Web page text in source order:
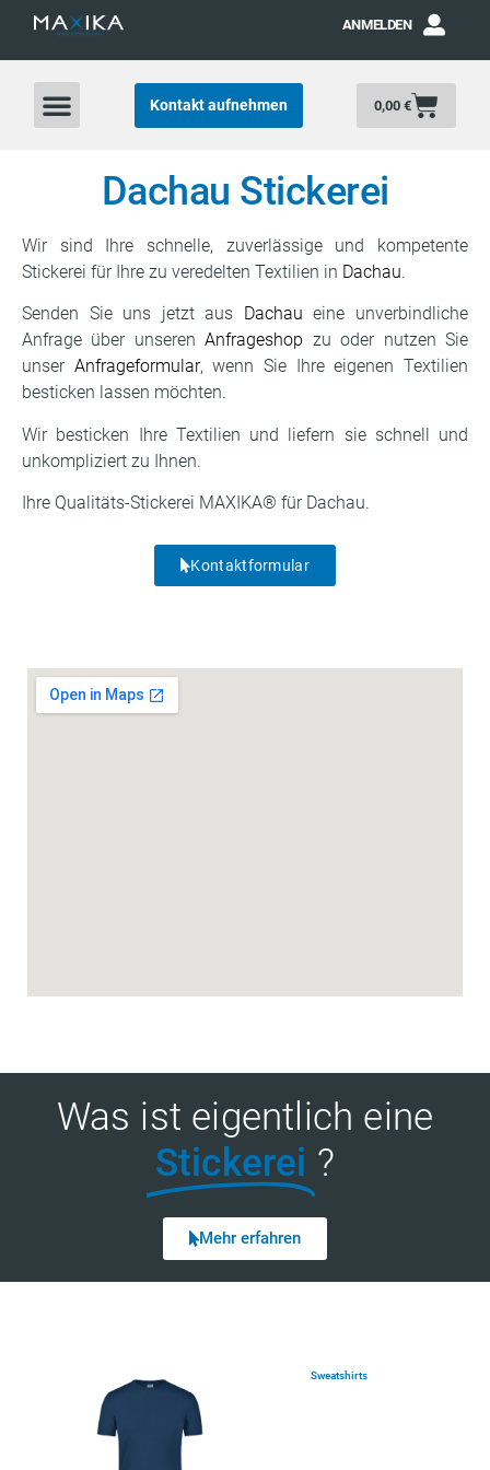
ANMELDEN
Kontakt aufnehmen 0,00 €
Dachau Stickerei
Wir sind Ihre schnelle, zuverlässige und kompetente
Stickerei für Ihre zu veredelten Textilien in Dachau.
Senden Sie uns jetzt aus Dachau eine unverbindliche
Anfrage über unserenAnfrageshop zu oder nutzen Sie
unser Anfrageformular, wenn Sie Ihre eigenen Textilien
besticken lassen möchten.
Wir besticken Ihre Textilien und liefern sie schnell und
unkompliziert zu Ihnen.
Ihre Qualitäts-Stickerei MAXIKA® für Dachau.
Kontaktformular
Was ist eigentlich eine
Stickerei ?
Mehr erfahren
Sweatshirts